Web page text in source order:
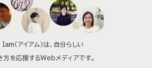
Iam（アイアム）は、自分らしい
方を応援するWebメディアです。